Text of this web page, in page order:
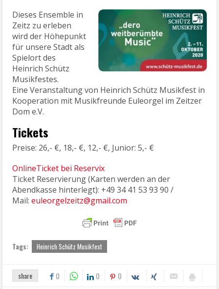
Dieses Ensemble in
Zeitz zu erleben
wird der Höhepunkt
für unsere Stadt als
Spielort des
Heinrich Schütz
Musikfestes.
Eine Veranstaltung von Heinrich Schütz Musikfest in
Kooperation mit Musikfreunde Euleorgel im Zeitzer
Dom e.V.
Tickets
Preise: 26,- €, 18,- €, 12,- €, Junior: 5,- €
OnlineTicket bei Reservix
Ticket Reservierung (Karten werden an der
Abendkasse hinterlegt): +49 34 41 53 93 90 /
Mail:euleorgelzeitz@gmail.com
Tags: Heinrich Schütz Musikfest
share 0 0 0